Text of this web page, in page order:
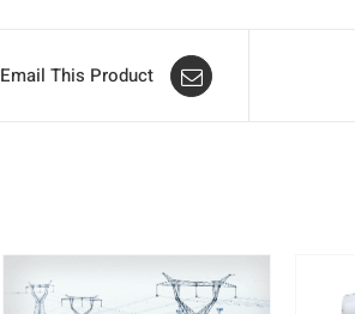
Email This Product